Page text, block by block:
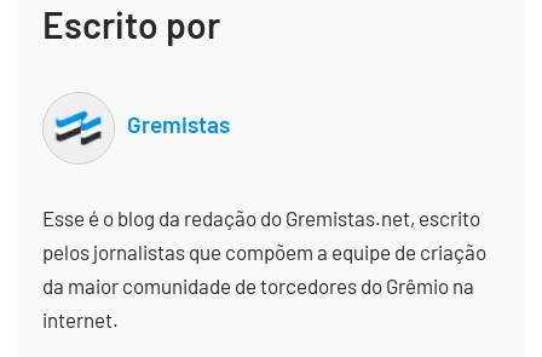
Escrito por
Gremistas
Esse é o blog da redação do Gremistas.net, escrito
pelos jornalistas que compõem a equipe de criação
da maior comunidade de torcedores do Grêmio na
internet.